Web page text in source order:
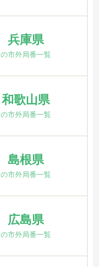
兵庫県
の市外局番一覧
和歌山県
の市外局番一覧
島根県
の市外局番一覧
広島県
の市外局番一覧